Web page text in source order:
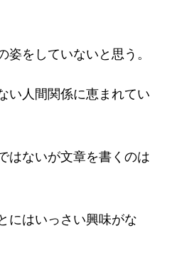
姿をしていないと思う。
い人間関係に恵まれてい
はないが文章を書くのは
にはいっさい興味がな